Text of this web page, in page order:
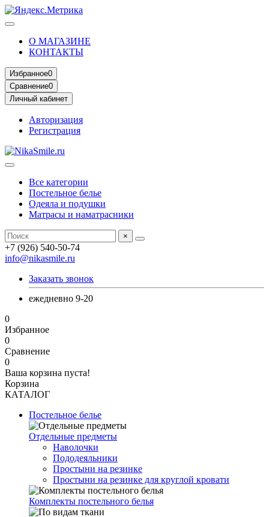
О МАГАЗИНЕ
КОНТАКТЫ
Избранное0
Сравнение0
Личный кабинет
Авторизация
Регистрация
Все категории
Постельное белье
Одеяла и подушки
Матрасы и наматрасники
×
+7 (926) 540-50-74
info@nikasmile.ru
Заказать звонок
ежедневно 9-20
0
Избранное
0
Сравнение
0
Ваша корзина пуста!
Корзина
КАТАЛОГ
Постельное белье
Отдельные предметы
Наволочки
Пододеяльники
Простыни на резинке
Простыни на резинке для круглой кровати
Комплекты постельного белья